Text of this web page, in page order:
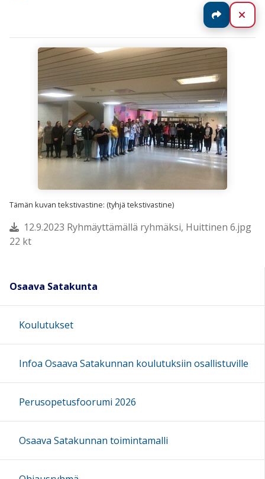
Jaa
Tämän kuvan tekstivastine: (tyhjä tekstivastine)
12.9.2023 Ryhmäyttämällä ryhmäksi, Huittinen 6.jpg
22 kt
Osaava Satakunta
Koulutukset
Infoa Osaava Satakunnan koulutuksiin osallistuville
Perusopetusfoorumi 2026
Osaava Satakunnan toimintamalli